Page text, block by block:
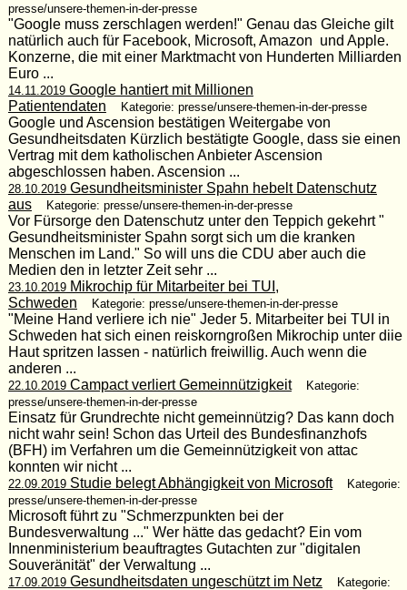
presse/unsere-themen-in-der-presse
"Google muss zerschlagen werden!" Genau das Gleiche gilt
natürlich auch für Facebook, Microsoft, Amazon und Apple.
Konzerne, die mit einer Marktmacht von Hunderten Milliarden
Euro ...
14.11.2019Google hantiert mit Millionen
Patientendaten
Kategorie: presse/unsere-themen-in-der-presse
Google und Ascension bestätigen Weitergabe von
Gesundheitsdaten Kürzlich bestätigte Google, dass sie einen
Vertrag mit dem katholischen Anbieter Ascension
abgeschlossen haben. Ascension ...
28.10.2019Gesundheitsminister Spahn hebelt Datenschutz
aus
Kategorie: presse/unsere-themen-in-der-presse
Vor Fürsorge den Datenschutz unter den Teppich gekehrt "
Gesundheitsminister Spahn sorgt sich um die kranken
Menschen im Land." So will uns die CDU aber auch die
Medien den in letzter Zeit sehr ...
23.10.2019Mikrochip für Mitarbeiter bei TUI,
Schweden
Kategorie: presse/unsere-themen-in-der-presse
"Meine Hand verliere ich nie" Jeder 5. Mitarbeiter bei TUI in
Schweden hat sich einen reiskorngroßen Mikrochip unter diie
Haut spritzen lassen - natürlich freiwillig. Auch wenn die
anderen ...
22.10.2019Campact verliert Gemeinnützigkeit
Kategorie:
presse/unsere-themen-in-der-presse
Einsatz für Grund­rechte nicht gemeinnützig? Das kann doch
nicht wahr sein! Schon das Urteil des Bundesfinanzhofs
(BFH) im Verfahren um die Gemeinnützigkeit von attac
konnten wir nicht ...
22.09.2019Studie belegt Abhängigkeit von Microsoft
Kategorie:
presse/unsere-themen-in-der-presse
Microsoft führt zu "Schmerzpunkten bei der
Bundesverwaltung ..." Wer hätte das gedacht? Ein vom
Innenministerium beauftragtes Gutachten zur "digitalen
Souveränität" der Verwaltung ...
17.09.2019Gesundheitsdaten ungeschützt im Netz
Kategorie: